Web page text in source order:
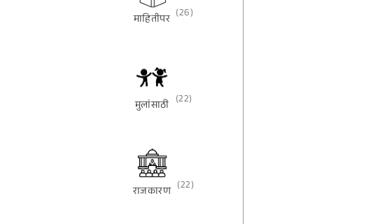
माहितीपर (26)
मुलांसाठी (22)
राजकारण (22)